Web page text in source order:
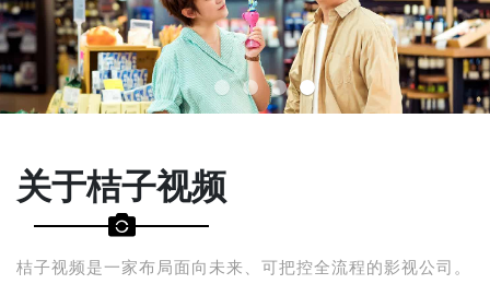
关于桔子视频
桔子视频是一家布局面向未来、可把控全流程的影视公司。